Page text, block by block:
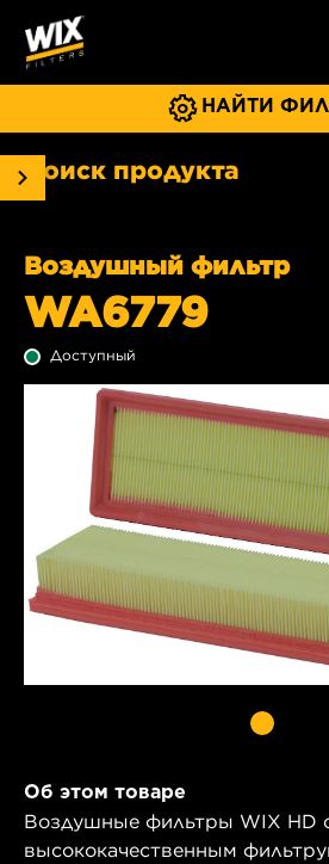
НАЙТИ
Поиск продукта
Воздушный фильтр
WA6779
Доступный
Об этом товаре
Воздушные фильтры WIX HD
высококачественным